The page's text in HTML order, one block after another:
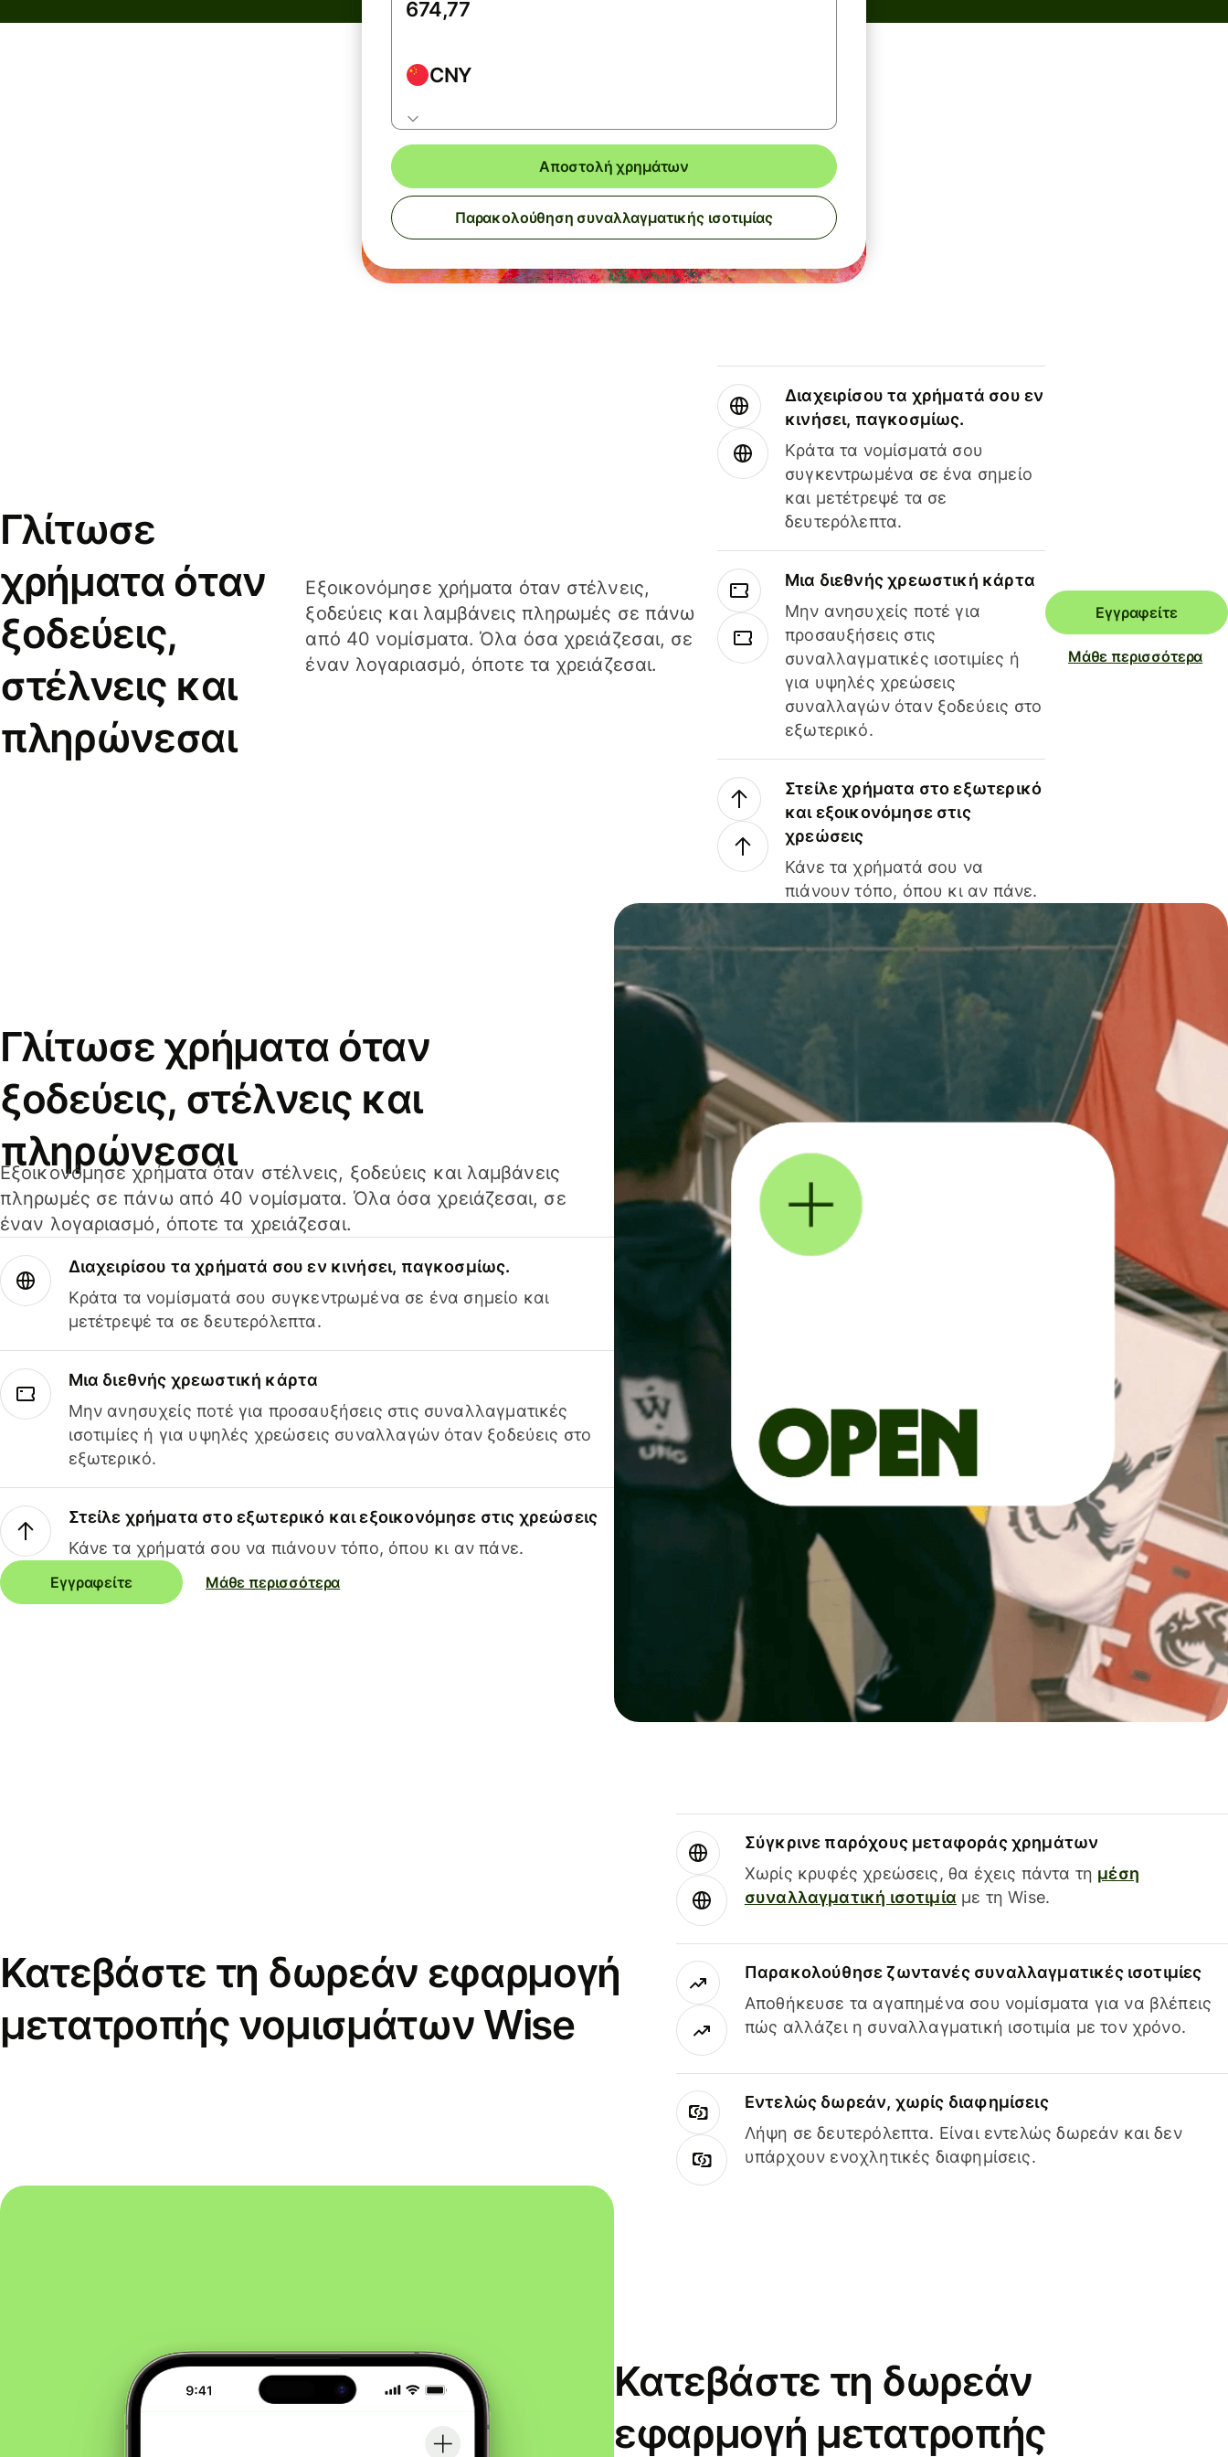
CNY
Αποστολή χρημάτων
Παρακολούθηση συναλλαγματικής ισοτιμίας
Γλίτωσε
χρήματα όταν
ξοδεύεις,
στέλνεις και
πληρώνεσαι
Εξοικονόμησε χρήματα όταν στέλνεις,
ξοδεύεις και λαμβάνεις πληρωμές σε πάνω
από 40 νομίσματα. Όλα όσα χρειάζεσαι, σε
έναν λογαριασμό, όποτε τα χρειάζεσαι.
Διαχειρίσου τα χρήματά σου εν
κινήσει, παγκοσμίως.
Κράτα τα νομίσματά σου
συγκεντρωμένα σε ένα σημείο
και μετέτρεψέ τα σε
δευτερόλεπτα.
Μια διεθνής χρεωστική κάρτα
Μην ανησυχείς ποτέ για
προσαυξήσεις στις
συναλλαγματικές ισοτιμίες ή
για υψηλές χρεώσεις
συναλλαγών όταν ξοδεύεις στο
εξωτερικό.
Στείλε χρήματα στο εξωτερικό
και εξοικονόμησε στις
χρεώσεις
Κάνε τα χρήματά σου να
πιάνουν τόπο, όπου κι αν πάνε.
Εγγραφείτε
Μάθε περισσότερα
Γλίτωσε χρήματα όταν
ξοδεύεις, στέλνεις και
πληρώνεσαι
Εξοικονόμησε χρήματα όταν στέλνεις, ξοδεύεις και λαμβάνεις
πληρωμές σε πάνω από 40 νομίσματα. Όλα όσα χρειάζεσαι, σε
έναν λογαριασμό, όποτε τα χρειάζεσαι.
Διαχειρίσου τα χρήματά σου εν κινήσει, παγκοσμίως.
Κράτα τα νομίσματά σου συγκεντρωμένα σε ένα σημείο και
μετέτρεψέ τα σε δευτερόλεπτα.
Μια διεθνής χρεωστική κάρτα
Μην ανησυχείς ποτέ για προσαυξήσεις στις συναλλαγματικές
ισοτιμίες ή για υψηλές χρεώσεις συναλλαγών όταν ξοδεύεις στο
εξωτερικό.
Στείλε χρήματα στο εξωτερικό και εξοικονόμησε στις χρεώσεις
Κάνε τα χρήματά σου να πιάνουν τόπο, όπου κι αν πάνε.
Εγγραφείτε Μάθε περισσότερα
Κατεβάστε τη δωρεάν εφαρμογή
μετατροπής νομισμάτων Wise
Σύγκρινε παρόχους μεταφοράς χρημάτων
Χωρίς κρυφές χρεώσεις, θα έχεις πάντα τη μέση
συναλλαγματική ισοτιμία με τη Wise.
Παρακολούθησε ζωντανές συναλλαγματικές ισοτιμίες
Αποθήκευσε τα αγαπημένα σου νομίσματα για να βλέπεις
πώς αλλάζει η συναλλαγματική ισοτιμία με τον χρόνο.
Εντελώς δωρεάν, χωρίς διαφημίσεις
Λήψη σε δευτερόλεπτα. Είναι εντελώς δωρεάν και δεν
υπάρχουν ενοχλητικές διαφημίσεις.
Κατεβάστε τη δωρεάν
εφαρμογή μετατροπής